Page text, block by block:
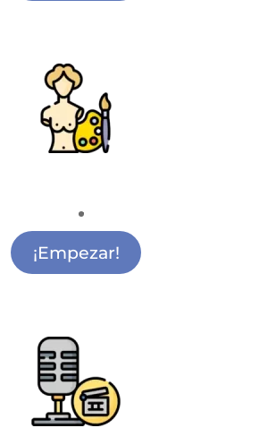
de Pintura Infantil Alcobendas
¡Empezar!